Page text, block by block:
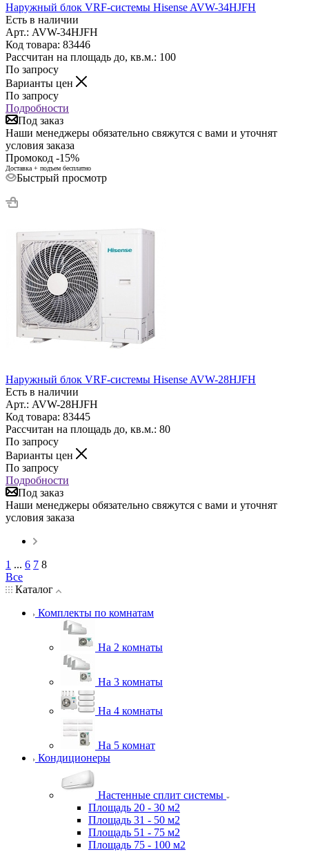
Наружный блок VRF-системы Hisense AVW-34HJFH
Есть в наличии
Арт.: AVW-34HJFH
Код товара: 83446
Рассчитан на площадь до, кв.м.: 100
По запросу
Варианты цен
По запросу
Подробности
Под заказ
Наши менеджеры обязательно свяжутся с вами и уточнят
условия заказа
Промокод -15%
Доставка + подъем бесплатно
Быстрый просмотр
Наружный блок VRF-системы Hisense AVW-28HJFH
Есть в наличии
Арт.: AVW-28HJFH
Код товара: 83445
Рассчитан на площадь до, кв.м.: 80
По запросу
Варианты цен
По запросу
Подробности
Под заказ
Наши менеджеры обязательно свяжутся с вами и уточнят
условия заказа
1 ... 6 7 8
Все
Каталог
Комплекты по комнатам
На 2 комнаты
На 3 комнаты
На 4 комнаты
На 5 комнат
Кондиционеры
Настенные сплит системы
Площадь 20 - 30 м2
Площадь 31 - 50 м2
Площадь 51 - 75 м2
Площадь 75 - 100 м2